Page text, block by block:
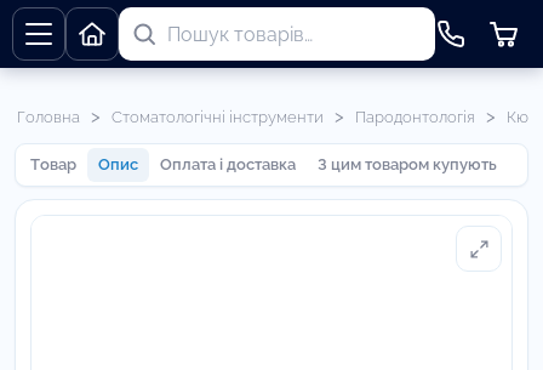
Головна > Стоматологічні інструменти > Пародонтологія >
Товар Опис Оплата і доставка З цим товаром купують